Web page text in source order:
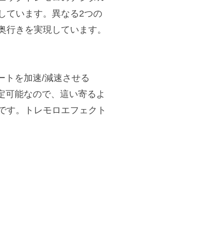
ています。異なる2つの
きを実現しています。
トを加速/減速させる
可能なので、這い寄るよ
す。トレモロエフェクト